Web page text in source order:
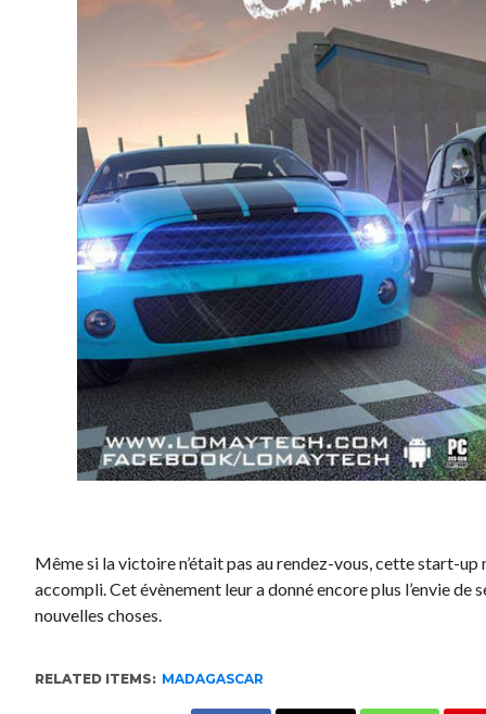
Même si la victoire n’était pas au rendez-vous, cette start-
accompli. Cet évènement leur a donné encore plus l’envie de
nouvelles choses.
RELATED ITEMS: MADAGASCAR